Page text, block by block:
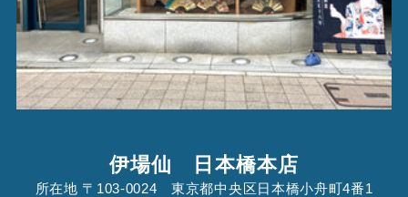
伊場仙 日本橋本店
所在地 〒103-0024 東京都中央区日本橋小舟町4番1